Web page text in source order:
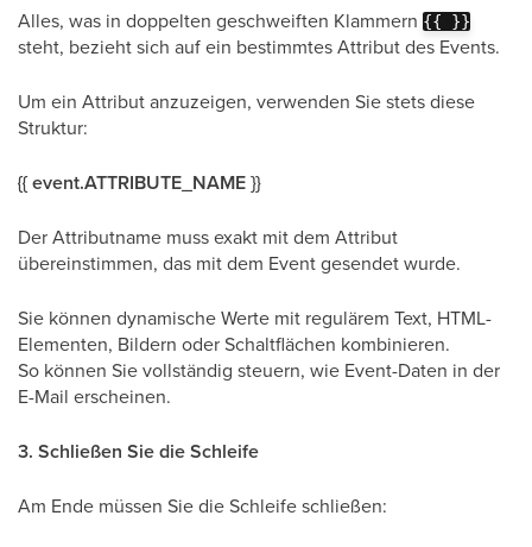
Alles, was in doppelten geschweiften Klammern {{ }}
steht, bezieht sich auf ein bestimmtes Attribut des Events.
Um ein Attribut anzuzeigen, verwenden Sie stets diese
Struktur:
{{ event.ATTRIBUTE_NAME }}
Der Attributname muss exakt mit dem Attribut
übereinstimmen, das mit dem Event gesendet wurde.
Sie können dynamische Werte mit regulärem Text, HTML-
Elementen, Bildern oder Schaltflächen kombinieren.
So können Sie vollständig steuern, wie Event-Daten in der
E-Mail erscheinen.
3. Schließen Sie die Schleife
Am Ende müssen Sie die Schleife schließen: